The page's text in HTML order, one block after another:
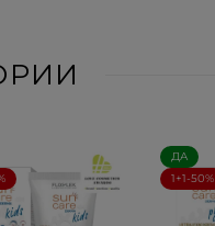
ДА
1+1-50%